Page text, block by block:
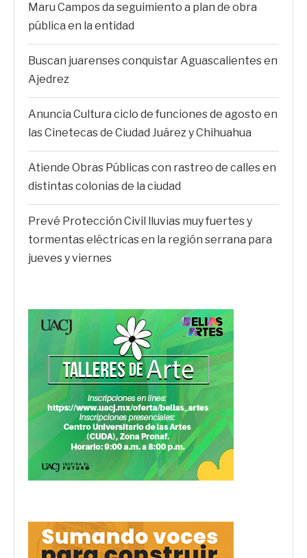
Maru Campos da seguimiento a plan de obra
pública en la entidad
Buscan juarenses conquistar Aguascalientes en
Ajedrez
Anuncia Cultura ciclo de funciones de agosto en
las Cinetecas de Ciudad Juárez y Chihuahua
Atiende Obras Públicas con rastreo de calles en
distintas colonias de la ciudad
Prevé Protección Civil lluvias muy fuertes y
tormentas eléctricas en la región serrana para
jueves y viernes